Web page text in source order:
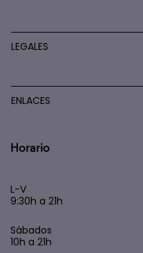
LEGALES
ENLACES
Horario
L-V
9:30h a 21h
Sábados
10h a 21h